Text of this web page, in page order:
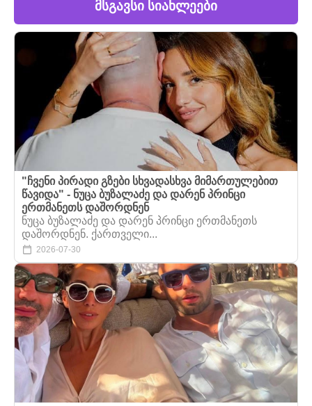
მსგავსი სიახლეები
"ჩვენი პირადი გზები სხვადასხვა მიმართულებით
წავიდა" - ნუცა ბუზალაძე და დარენ პრინცი
ერთმანეთს დაშორდნენ
ნუცა ბუზალაძე და დარენ პრინცი ერთმანეთს
დაშორდნენ. ქართველი...
2026-07-30